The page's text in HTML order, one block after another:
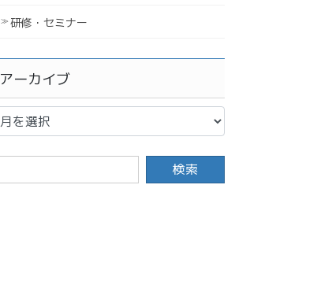
研修・セミナー
アーカイブ